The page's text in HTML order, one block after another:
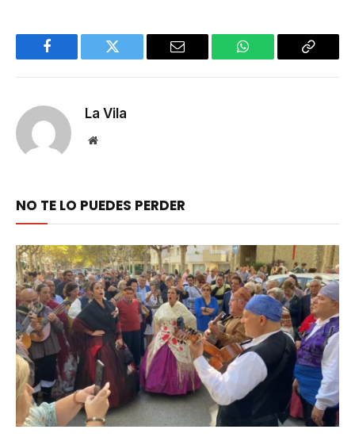
Facebook Twitter Email WhatsApp Copy
La Vila
Website
NO TE LO PUEDES PERDER